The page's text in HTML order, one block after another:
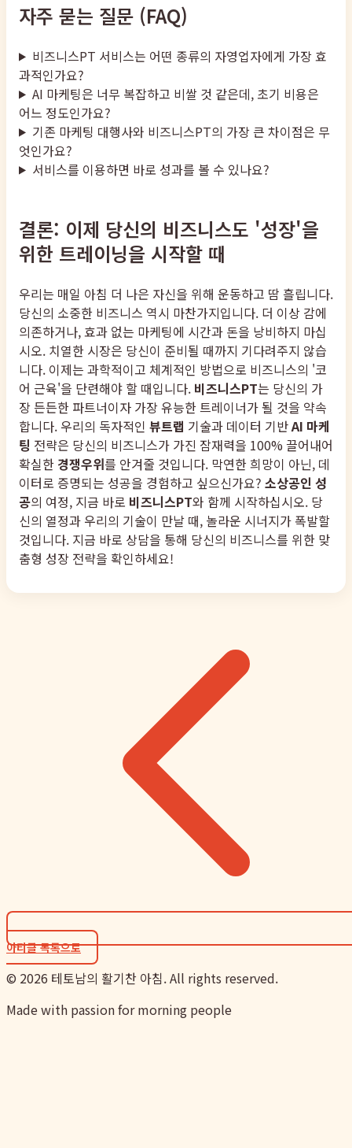
자주 묻는 질문 (FAQ)
비즈니스PT 서비스는 어떤 종류의 자영업자에게 가장 효
과적인가요?
AI 마케팅은 너무 복잡하고 비쌀 것 같은데, 초기 비용은
어느 정도인가요?
기존 마케팅 대행사와 비즈니스PT의 가장 큰 차이점은 무
엇인가요?
서비스를 이용하면 바로 성과를 볼 수 있나요?
결론: 이제 당신의 비즈니스도 '성장'을
위한 트레이닝을 시작할 때
우리는 매일 아침 더 나은 자신을 위해 운동하고 땀 흘립니다.
당신의 소중한 비즈니스 역시 마찬가지입니다. 더 이상 감에
의존하거나, 효과 없는 마케팅에 시간과 돈을 낭비하지 마십
시오. 치열한 시장은 당신이 준비될 때까지 기다려주지 않습
니다. 이제는 과학적이고 체계적인 방법으로 비즈니스의 '코
어 근육'을 단련해야 할 때입니다. 비즈니스PT는 당신의 가
장 든든한 파트너이자 가장 유능한 트레이너가 될 것을 약속
합니다. 우리의 독자적인 뷰트랩 기술과 데이터 기반AI 마케
팅 전략은 당신의 비즈니스가 가진 잠재력을 100% 끌어내어
확실한 경쟁우위를 안겨줄 것입니다. 막연한 희망이 아닌, 데
이터로 증명되는 성공을 경험하고 싶으신가요? 소상공인 성
공의 여정, 지금 바로 비즈니스PT와 함께 시작하십시오. 당
신의 열정과 우리의 기술이 만날 때, 놀라운 시너지가 폭발할
것입니다. 지금 바로 상담을 통해 당신의 비즈니스를 위한 맞
춤형 성장 전략을 확인하세요!
아티클 목록으로
© 2026 테토남의 활기찬 아침. All rights reserved.
Made with passion for morning people